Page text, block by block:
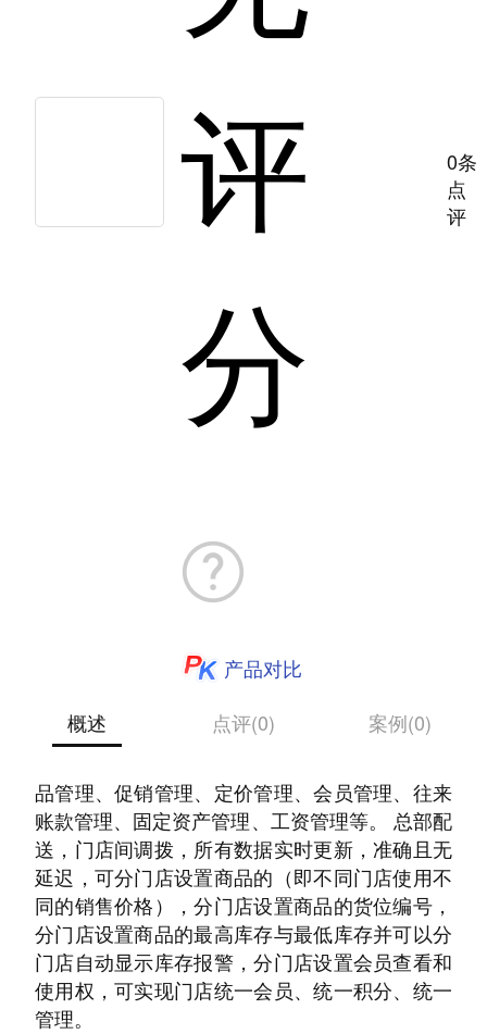
评
分
0条
点
评
产品对比
概述
点评(0) 案例(0)
品管理、促销管理、定价管理、会员管理、往来
账款管理、固定资产管理、工资管理等。 总部配
送，门店间调拨，所有数据实时更新，准确且无
延迟，可分门店设置商品的（即不同门店使用不
同的销售价格），分门店设置商品的货位编号，
分门店设置商品的最高库存与最低库存并可以分
门店自动显示库存报警，分门店设置会员查看和
使用权，可实现门店统一会员、统一积分、统一
管理。